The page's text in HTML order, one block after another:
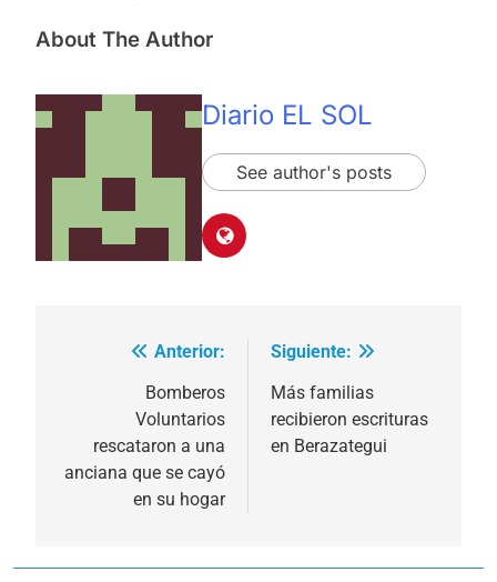
About The Author
Diario EL SOL
See author's posts
Navegación
entradas
Anterior:
Bomberos
Voluntarios
rescataron a una
anciana que se cayó
en su hogar
Siguiente:
Más familias
recibieron escrituras
en Berazategui